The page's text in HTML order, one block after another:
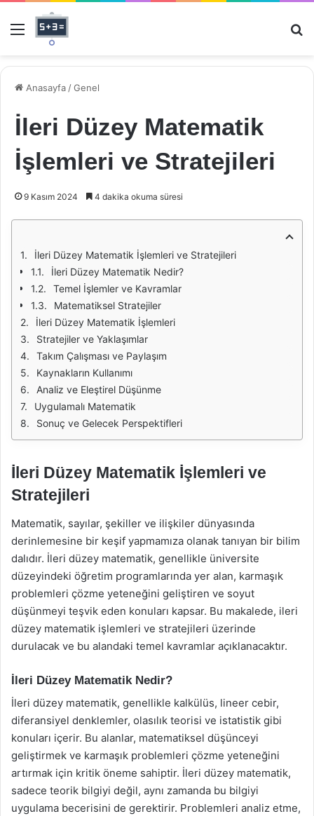
Menü
Anasayfa /Genel
İleri Düzey Matematik
İşlemleri ve Stratejileri
9 Kasım 2024 4 dakika okuma süresi
İleri Düzey Matematik İşlemleri ve Stratejileri
İleri Düzey Matematik Nedir?
Temel İşlemler ve Kavramlar
Matematiksel Stratejiler
İleri Düzey Matematik İşlemleri
Stratejiler ve Yaklaşımlar
Takım Çalışması ve Paylaşım
Kaynakların Kullanımı
Analiz ve Eleştirel Düşünme
Uygulamalı Matematik
Sonuç ve Gelecek Perspektifleri
İleri Düzey Matematik İşlemleri ve
Stratejileri
Matematik, sayılar, şekiller ve ilişkiler dünyasında
derinlemesine bir keşif yapmamıza olanak tanıyan bir bilim
dalıdır. İleri düzey matematik, genellikle üniversite
düzeyindeki öğretim programlarında yer alan, karmaşık
problemleri çözme yeteneğini geliştiren ve soyut
düşünmeyi teşvik eden konuları kapsar. Bu makalede, ileri
düzey matematik işlemleri ve stratejileri üzerinde
durulacak ve bu alandaki temel kavramlar açıklanacaktır.
İleri Düzey Matematik Nedir?
İleri düzey matematik, genellikle kalkülüs, lineer cebir,
diferansiyel denklemler, olasılık teorisi ve istatistik gibi
konuları içerir. Bu alanlar, matematiksel düşünceyi
geliştirmek ve karmaşık problemleri çözme yeteneğini
artırmak için kritik öneme sahiptir. İleri düzey matematik,
sadece teorik bilgiyi değil, aynı zamanda bu bilgiyi
uygulama becerisini de gerektirir. Problemleri analiz etme,